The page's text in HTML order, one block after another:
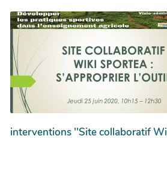
interventions ''Site collaboratif